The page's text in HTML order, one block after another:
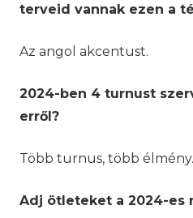
terveid vannak ezen a
Az angol akcentust.
2024-ben 4 turnust
erről?
Több turnus, több élmény.
Adj ötleteket a 2024-es